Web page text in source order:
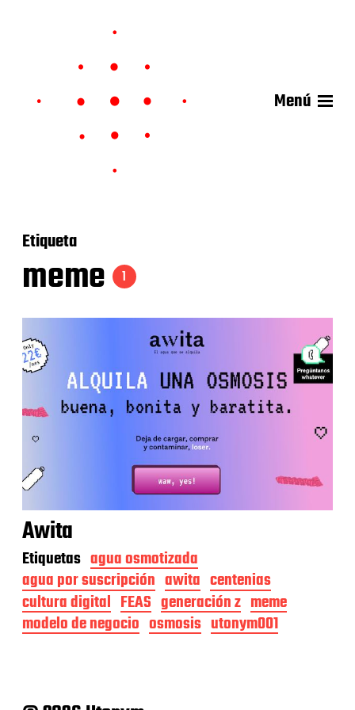
Menú
Etiqueta
meme 1
Awita
Etiquetas agua osmotizada
agua por suscripción awita centenias
cultura digital FEAS generación z meme
modelo de negocio osmosis utonym001